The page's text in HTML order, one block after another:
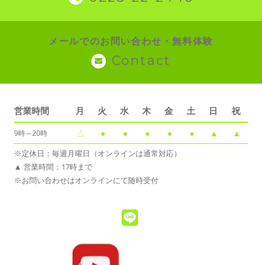
メールでのお問い合わせ・無料体験
Contact
営業時間 月 火 水 木 金 土 日 祝
9時～20時 △ ● ● ● ● ● ▲ ▲
※定休日：毎週月曜日（オンラインは通常対応）
▲ 営業時間：17時まで
※お問い合わせはオンラインにて随時受付